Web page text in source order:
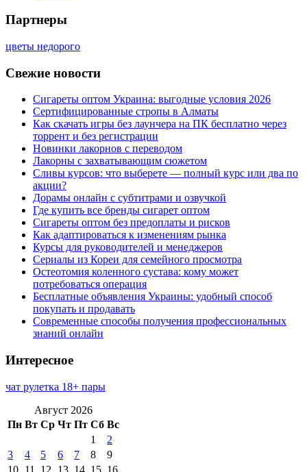
Партнеры
цветы недорого
Свежие новости
Сигареты оптом Украина: выгодные условия 2026
Сертифицированные стропы в Алматы
Как скачать игры без лаунчера на ПК бесплатно через
торрент и без регистрации
Новинки лакорнов с переводом
Лакорны с захватывающим сюжетом
Сливы курсов: что выберете — полный курс или два по
акции?
Дорамы онлайн с субтитрами и озвучкой
Где купить все бренды сигарет оптом
Сигареты оптом без предоплаты и рисков
Как адаптироваться к изменениям рынка
Курсы для руководителей и менеджеров
Сериалы из Кореи для семейного просмотра
Остеотомия коленного сустава: кому может
потребоваться операция
Бесплатные объявления Украины: удобный способ
покупать и продавать
Современные способы получения профессиональных
знаний онлайн
Интересное
чат рулетка 18+ пары
Август 2026
Пн Вт Ср Чт Пт Сб Вс
1
2
3
4 5 6 7 8
9
10 11 12 13 14 15 16